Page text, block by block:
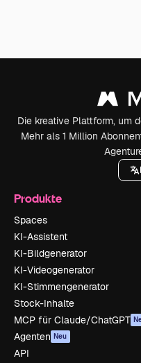
Die kreative Plattform, um
Mehr als 1 Million
Produkte
Spaces
KI-Assistent
KI-Bildgenerator
KI-Videogenerator
KI-Stimmengenerator
Stock-Inhalte
MCP für Claude/ChatGPT
Agenten Neu
API